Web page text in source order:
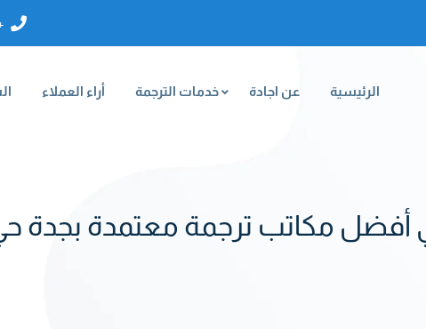
الرئيسية عن اجادة خدمات الترجمة أراء العملاء
أفضل مكاتب ترجمة معتمدة بجدة